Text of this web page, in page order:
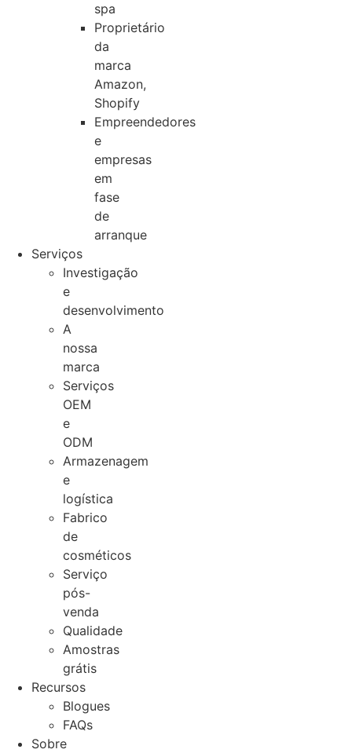
spa
Proprietário
da
marca
Amazon,
Shopify
Empreendedores
e
empresas
em
fase
de
arranque
Serviços
Investigação
e
desenvolvimento
A
nossa
marca
Serviços
OEM
e
ODM
Armazenagem
e
logística
Fabrico
de
cosméticos
Serviço
pós-
venda
Qualidade
Amostras
grátis
Recursos
Blogues
FAQs
Sobre